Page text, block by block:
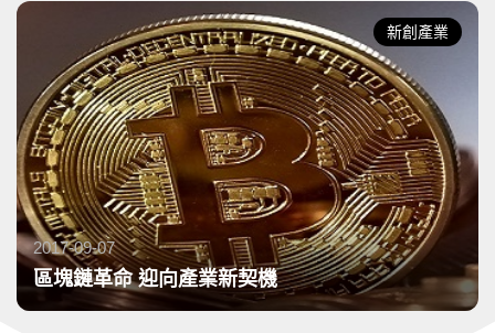
新創產業
區塊鏈革命 迎向產業新契機
2017-09-07 發布日期：